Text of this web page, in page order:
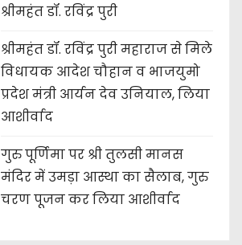
श्रीमहंत डॉ. रविंद्र पुरी
श्रीमहंत डॉ. रविंद्र पुरी महाराज से मिले
विधायक आदेश चौहान व भाजयुमो
प्रदेश मंत्री आर्यन देव उनियाल, लिया
आशीर्वाद
गुरु पूर्णिमा पर श्री तुलसी मानस
मंदिर में उमड़ा आस्था का सैलाब, गुरु
चरण पूजन कर लिया आशीर्वाद